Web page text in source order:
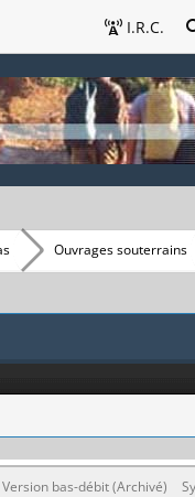
I.R.C.
Ouvrages souterrains
Version bas-débit (Archivé)